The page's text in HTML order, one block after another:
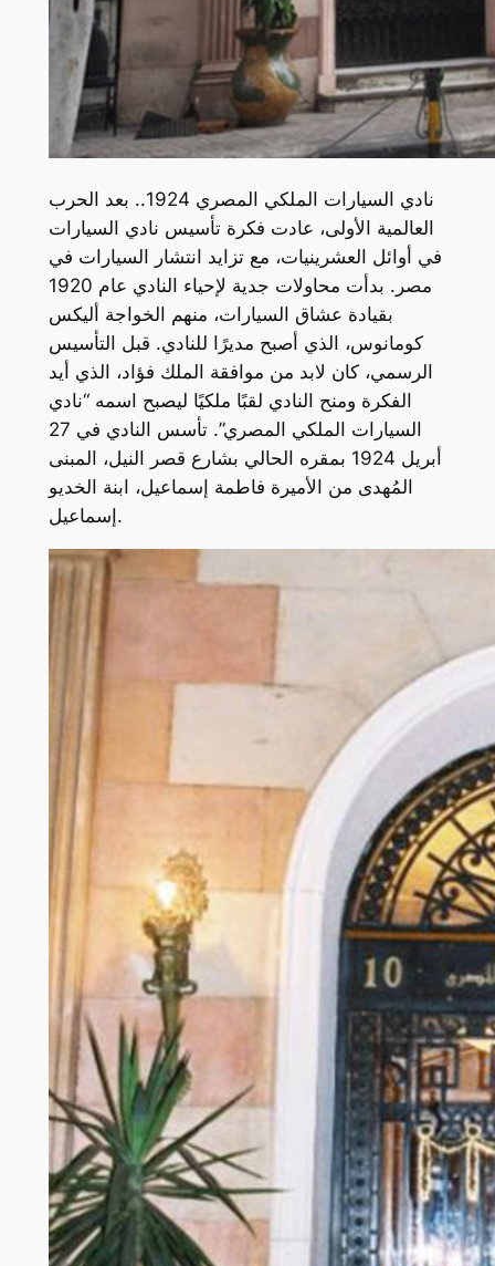
نادي السيارات الملكي المصري 1924.. بعد الحرب
العالمية الأولى، عادت فكرة تأسيس نادي السيارات
في أوائل العشرينيات، مع تزايد انتشار السيارات في
مصر. بدأت محاولات جدية لإحياء النادي عام 1920
بقيادة عشاق السيارات، منهم الخواجة أليكس
كومانوس، الذي أصبح مديرًا للنادي. قبل التأسيس
الرسمي، كان لابد من موافقة الملك فؤاد، الذي أيد
الفكرة ومنح النادي لقبًا ملكيًا ليصبح اسمه “نادي
السيارات الملكي المصري”. تأسس النادي في 27
أبريل 1924 بمقره الحالي بشارع قصر النيل، المبنى
المُهدى من الأميرة فاطمة إسماعيل، ابنة الخديو
إسماعيل.